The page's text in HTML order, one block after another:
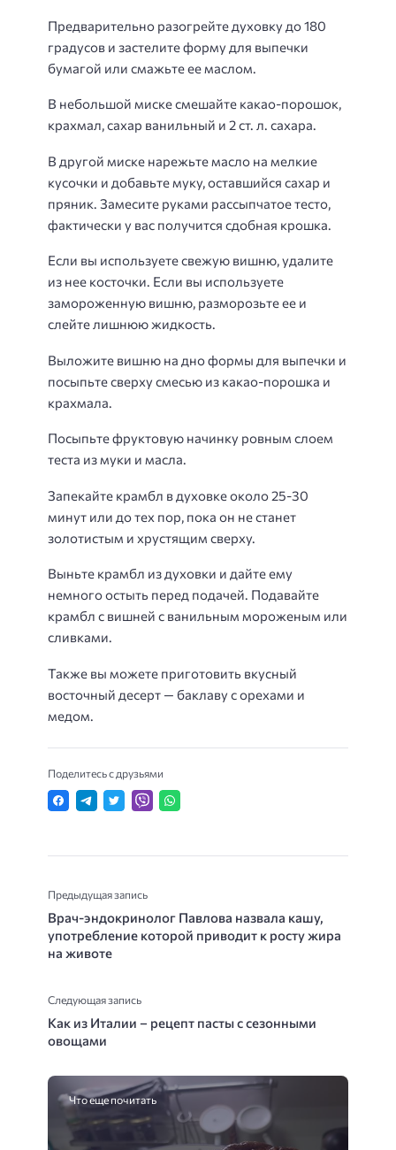
Предварительно разогрейте духовку до 180
градусов и застелите форму для выпечки
бумагой или смажьте ее маслом.
В небольшой миске смешайте какао-порошок,
крахмал, сахар ванильный и 2 ст. л. сахара.
В другой миске нарежьте масло на мелкие
кусочки и добавьте муку, оставшийся сахар и
пряник. Замесите руками рассыпчатое тесто,
фактически у вас получится сдобная крошка.
Если вы используете свежую вишню, удалите
из нее косточки. Если вы используете
замороженную вишню, разморозьте ее и
слейте лишнюю жидкость.
Выложите вишню на дно формы для выпечки и
посыпьте сверху смесью из какао-порошка и
крахмала.
Посыпьте фруктовую начинку ровным слоем
теста из муки и масла.
Запекайте крамбл в духовке около 25-30
минут или до тех пор, пока он не станет
золотистым и хрустящим сверху.
Выньте крамбл из духовки и дайте ему
немного остыть перед подачей. Подавайте
крамбл с вишней с ванильным мороженым или
сливками.
Также вы можете приготовить вкусный
восточный десерт — баклаву с орехами и
медом.
Поделитесь с друзьями
Предыдущая запись
Врач-эндокринолог Павлова назвала кашу,
употребление которой приводит к росту жира
на животе
Следующая запись
Как из Италии – рецепт пасты с сезонными
овощами
Что еще почитать